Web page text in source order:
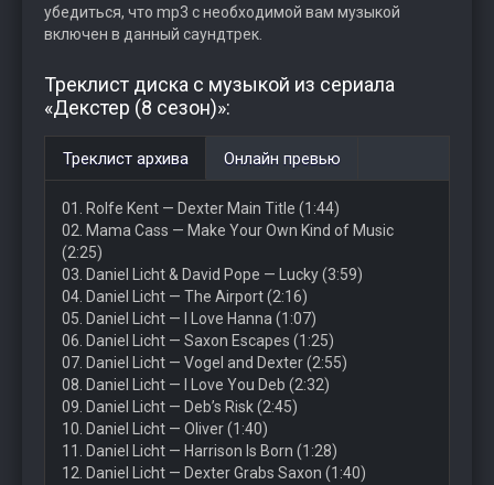
убедиться, что mp3 с необходимой вам музыкой
включен в данный саундтрек.
Треклист диска с музыкой из сериала
«Декстер (8 сезон)»:
Треклист архива Онлайн превью
01. Rolfe Kent — Dexter Main Title (1:44)
02. Mama Cass — Make Your Own Kind of Music
(2:25)
03. Daniel Licht & David Pope — Lucky (3:59)
04. Daniel Licht — The Airport (2:16)
05. Daniel Licht — I Love Hanna (1:07)
06. Daniel Licht — Saxon Escapes (1:25)
07. Daniel Licht — Vogel and Dexter (2:55)
08. Daniel Licht — I Love You Deb (2:32)
09. Daniel Licht — Deb’s Risk (2:45)
10. Daniel Licht — Oliver (1:40)
11. Daniel Licht — Harrison Is Born (1:28)
12. Daniel Licht — Dexter Grabs Saxon (1:40)